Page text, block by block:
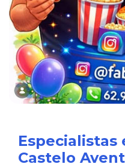
Especialistas
Castelo